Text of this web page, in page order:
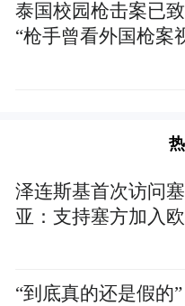
媒、以“材”兴业，
达诺尔、诺亚等一
从电子特气、光掩
垫的完整材料链条
CMP抛光垫等一批
泰国校园枪击案已致
“枪手曾看外国枪案
泽连斯基首次访问
亚：支持塞方加入
“到底真的还是假的